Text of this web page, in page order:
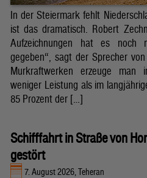
In der Steiermark fehlt
ist das dramatisch. Robert
Aufzeichnungen hat es
gegeben“, sagt der Sprecher
Murkraftwerken erzeuge man
weniger Leistung als im
85 Prozent der […]
Schifffahrt in Straße von
gestört
7. August 2026, Teheran